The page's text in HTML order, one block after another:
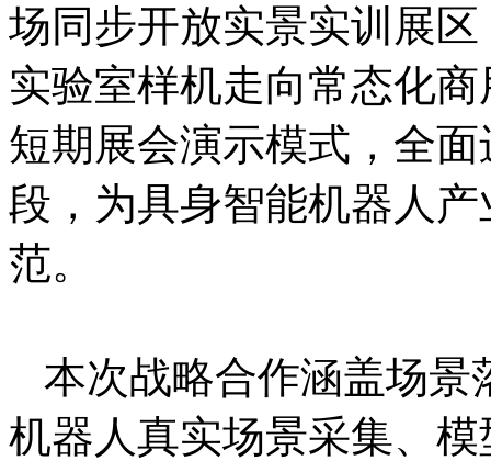
场同步开放实景实训展
实验室样机走向常态化
短期展会演示模式，全
段，为具身智能机器人
范。
本次战略合作涵盖场景
机器人真实场景采集、